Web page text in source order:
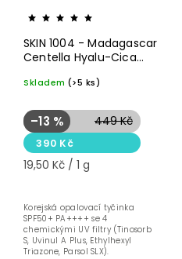
Akce
SKIN 1004 - Madagascar
Centella Hyalu-Cica
(20g)
Skladem (>5 ks)
449 Kč
–13 %
390 Kč
19,50 Kč / 1 g
Korejská opalovací tyčinka
SPF50+ PA++++ se 4
chemickými UV filtry (Tinosorb
S, Uvinul A Plus, Ethylhexyl
Triazone, Parsol SLX).